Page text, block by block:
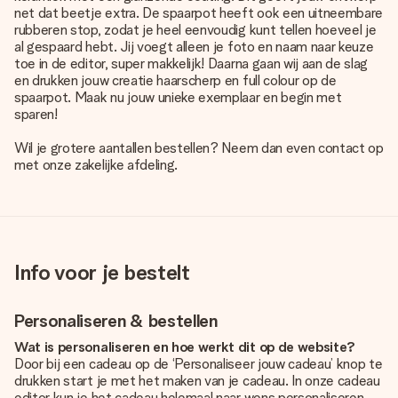
net dat beetje extra. De spaarpot heeft ook een uitneembare
rubberen stop, zodat je heel eenvoudig kunt tellen hoeveel je
al gespaard hebt. Jij voegt alleen je foto en naam naar keuze
toe in de editor, super makkelijk! Daarna gaan wij aan de slag
en drukken jouw creatie haarscherp en full colour op de
spaarpot. Maak nu jouw unieke exemplaar en begin met
sparen!
Wil je grotere aantallen bestellen? Neem dan even contact op
met onze zakelijke afdeling.
Info voor je bestelt
Personaliseren & bestellen
Wat is personaliseren en hoe werkt dit op de website?
Door bij een cadeau op de ‘Personaliseer jouw cadeau’ knop te
drukken start je met het maken van je cadeau. In onze cadeau